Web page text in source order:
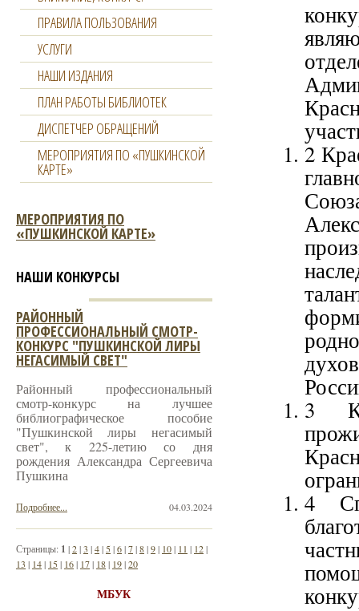
2
3
4
ПРАВИЛА ПОЛЬЗОВАНИЯ
УСЛУГИ
НАШИ ИЗДАНИЯ
ПЛАН РАБОТЫ БИБЛИОТЕК
ДИСПЕТЧЕР ОБРАЩЕНИЙ
МЕРОПРИЯТИЯ ПО «ПУШКИНСКОЙ
КАРТЕ»
МЕРОПРИЯТИЯ ПО
«ПУШКИНСКОЙ КАРТЕ»
НАШИ КОНКУРСЫ
РАЙОННЫЙ
ПРОФЕССИОНАЛЬНЫЙ СМОТР-
КОНКУРС "ПУШКИНСКОЙ ЛИРЫ
НЕГАСИМЫЙ СВЕТ"
Районный профессиональный
смотр-конкурс на лучшее
библиографическое пособие
"Пушкинской лиры негасимый
свет", к 225-летию со дня
рождения Александра Сергеевича
Пушкина
04.03.2024
Подробнее...
Страницы: 1 |2|3 |4| 5|6|7|8|9| 10| 11 | 12|
13 | 14| 15| 16| 17| 18| 19|20
МБУК